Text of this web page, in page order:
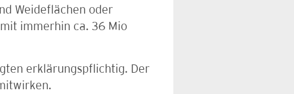
Weideflächen oder
immerhin ca. 36 Mio
erklärungspflichtig. Der